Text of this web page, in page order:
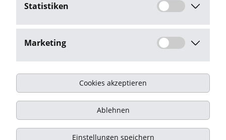
Statistiken
Marketing
Cookies akzeptieren
Ablehnen
Einstellungen speichern
Impressum
Datenschutz
Kontakt